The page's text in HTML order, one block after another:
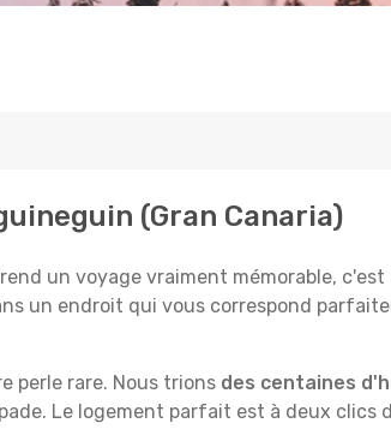
(Gran Canaria)
un voyage vraiment mémorable,
un endroit qui vous correspond
perle rare. Nous trions des centaines
Le logement parfait est à deux clics